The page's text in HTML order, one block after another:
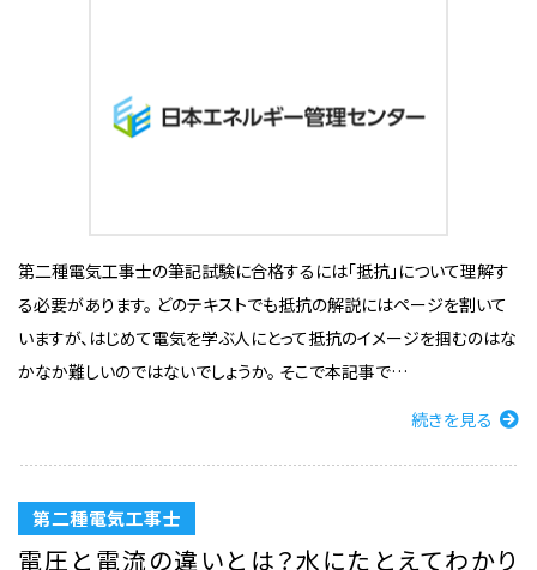
第二種電気工事士の筆記試験に合格するには「抵抗」について理解す
る必要があります。 どのテキストでも抵抗の解説にはページを割いて
いますが、はじめて電気を学ぶ人にとって抵抗のイメージを掴むのはな
かなか難しいのではないでしょうか。 そこで本記事で…
続きを見る
第二種電気工事士
電圧と電流の違いとは？水にたとえてわかり